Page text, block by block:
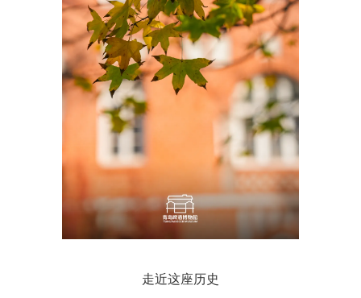
走近这座历史